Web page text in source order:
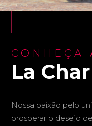
CONHEÇA
La
Nossa paixão pelo
prosperar o desejo